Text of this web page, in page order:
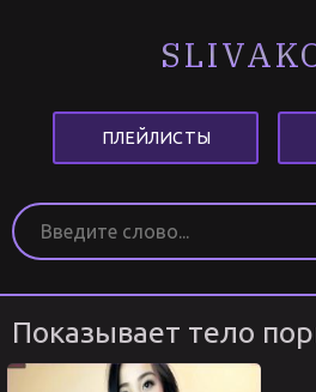
ПЛЕЙЛИСТЫ
Показывает тело